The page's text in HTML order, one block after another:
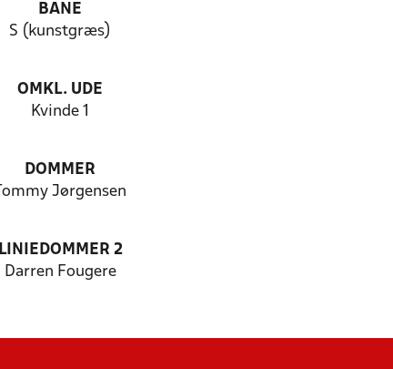
BANE
S (kunstgræs)
OMKL. UDE
Kvinde 1
DOMMER
Tommy Jørgensen
LINIEDOMMER 2
Darren Fougere